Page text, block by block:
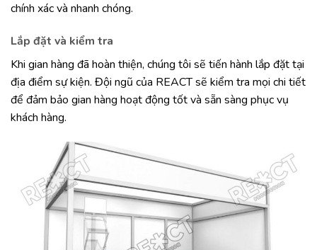
chính xác và nhanh chóng.
Lắp đặt và kiểm tra
Khi gian hàng đã hoàn thiện, chúng tôi sẽ tiến hành lắp đặt tại
địa điểm sự kiện. Đội ngũ của REACT sẽ kiểm tra mọi chi tiết
để đảm bảo gian hàng hoạt động tốt và sẵn sàng phục vụ
khách hàng.